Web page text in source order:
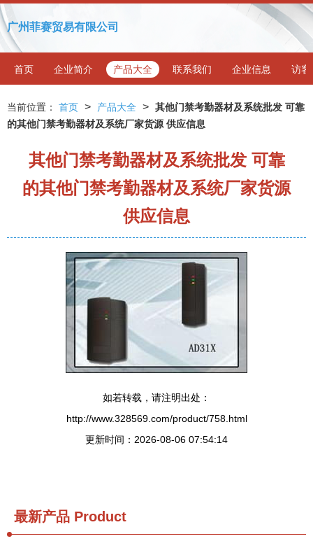
广州菲赛贸易有限公司
首页 企业简介 产品大全 联系我们 企业信息 访客
当前位置： 首页 > 产品大全 > 其他门禁考勤器材及系统批发 可靠
的其他门禁考勤器材及系统厂家货源 供应信息
其他门禁考勤器材及系统批发 可靠
的其他门禁考勤器材及系统厂家货源
供应信息
如若转载，请注明出处：
http://www.328569.com/product/758.html
更新时间：2026-08-06 07:54:14
最新产品 Product